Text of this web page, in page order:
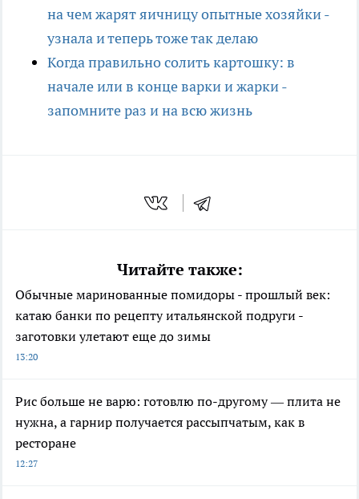
на чем жарят яичницу опытные хозяйки -
узнала и теперь тоже так делаю
Когда правильно солить картошку: в
начале или в конце варки и жарки -
запомните раз и на всю жизнь
Читайте также:
Обычные маринованные помидоры - прошлый век:
катаю банки по рецепту итальянской подруги -
заготовки улетают еще до зимы
13:20
Рис больше не варю: готовлю по-другому — плита не
нужна, а гарнир получается рассыпчатым, как в
ресторане
12:27